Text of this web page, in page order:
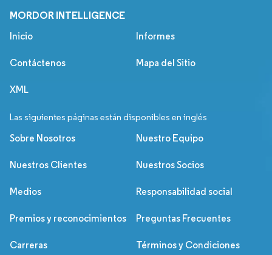
MORDOR INTELLIGENCE
Inicio Informes
Contáctenos Mapa del Sitio
XML
Las siguientes páginas están disponibles en inglés
Sobre Nosotros Nuestro Equipo
Nuestros Clientes Nuestros Socios
Medios Responsabilidad social
Premios y reconocimientos Preguntas Frecuentes
Carreras Términos y Condiciones